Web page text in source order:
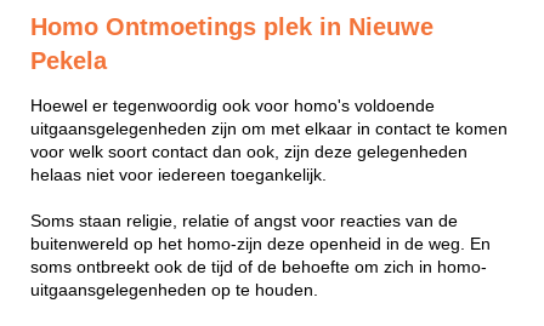
Homo Ontmoetings plek in Nieuwe
Pekela
Hoewel er tegenwoordig ook voor homo's voldoende
uitgaansgelegenheden zijn om met elkaar in contact te komen
voor welk soort contact dan ook, zijn deze gelegenheden
helaas niet voor iedereen toegankelijk.
Soms staan religie, relatie of angst voor reacties van de
buitenwereld op het homo-zijn deze openheid in de weg. En
soms ontbreekt ook de tijd of de behoefte om zich in homo-
uitgaansgelegenheden op te houden.